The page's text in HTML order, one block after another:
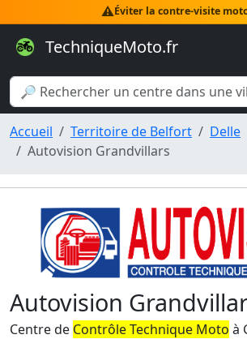
⚠️Éviter la contre-visite
TechniqueMoto.fr
Accueil Territoire de Belfort
Delle
Autovision Grandvillars
Autovision
Centre de Contrôle Technique Moto à